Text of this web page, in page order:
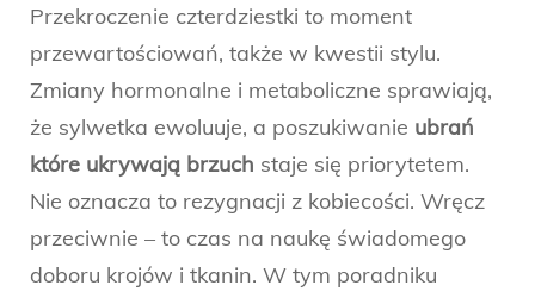
Przekroczenie czterdziestki to moment
przewartościowań, także w kwestii stylu.
Zmiany hormonalne i metaboliczne sprawiają,
że sylwetka ewoluuje, a poszukiwanie ubrań
które ukrywają brzuch staje się priorytetem.
Nie oznacza to rezygnacji z kobiecości. Wręcz
przeciwnie – to czas na naukę świadomego
doboru krojów i tkanin. W tym poradniku